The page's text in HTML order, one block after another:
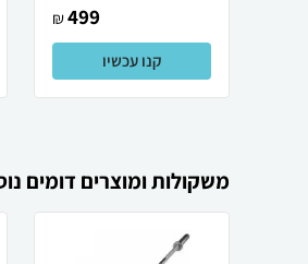
499
₪
קנו עכשיו
משקולות ומוצרים דומים